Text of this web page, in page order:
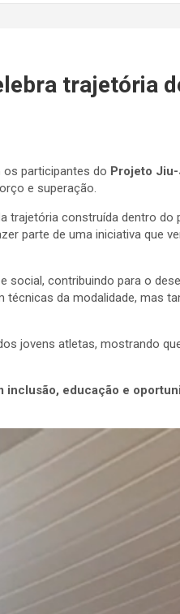
trajetória
os participantes do Projeto
e superação.
trajetória construída dentro do
parte de uma iniciativa que
contribuindo para o
técnicas da modalidade, mas
jovens atletas, mostrando
educação e